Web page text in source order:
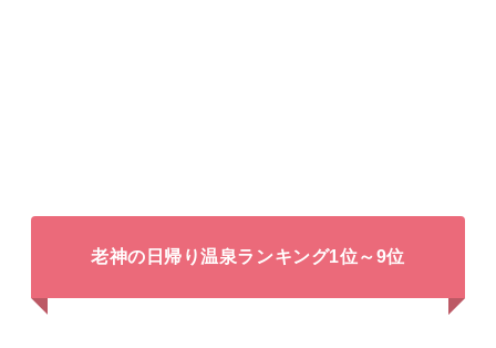
老神の日帰り温泉ランキング1位～9位